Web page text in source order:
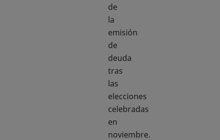
de
la
emisión
de
deuda
tras
las
elecciones
celebradas
en
noviembre.